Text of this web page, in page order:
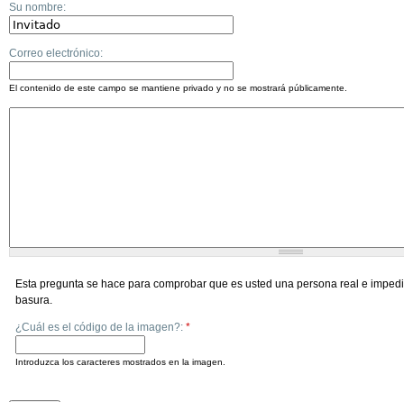
Su nombre:
Correo electrónico:
El contenido de este campo se mantiene privado y no se mostrará públicamente.
Esta pregunta se hace para comprobar que es usted una persona real e
basura.
¿Cuál es el código de la imagen?: *
Introduzca los caracteres mostrados en la imagen.